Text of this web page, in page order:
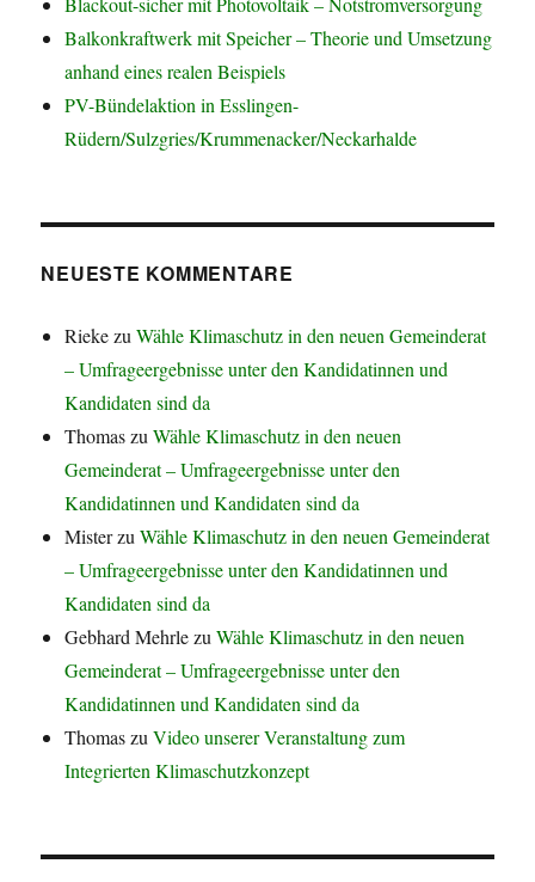
Balkonkraftwerk mit Speicher – Theorie und Umsetzung
anhand eines realen Beispiels
PV-Bündelaktion in Esslingen-
Rüdern/Sulzgries/Krummenacker/Neckarhalde
NEUESTE KOMMENTARE
RiekezuWähle Klimaschutz in den neuen Gemeinderat
– Umfrageergebnisse unter den Kandidatinnen und
Kandidaten sind da
ThomaszuWähle Klimaschutz in den neuen
Gemeinderat – Umfrageergebnisse unter den
Kandidatinnen und Kandidaten sind da
MisterzuWähle Klimaschutz in den neuen Gemeinderat
– Umfrageergebnisse unter den Kandidatinnen und
Kandidaten sind da
Gebhard MehrlezuWähle Klimaschutz in den neuen
Gemeinderat – Umfrageergebnisse unter den
Kandidatinnen und Kandidaten sind da
ThomaszuVideo unserer Veranstaltung zum
Integrierten Klimaschutzkonzept